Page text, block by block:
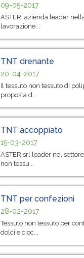
09-05-2017
ASTER, azienda leader
lavorazione...
TNT drenante
20-04-2017
Il tessuto non tessuto di
proposta d...
TNT accoppiato
15-03-2017
ASTER srl leader nel
non tessu...
TNT per confezioni
28-02-2017
Tessuto non tessuto per
dolci e cioc...